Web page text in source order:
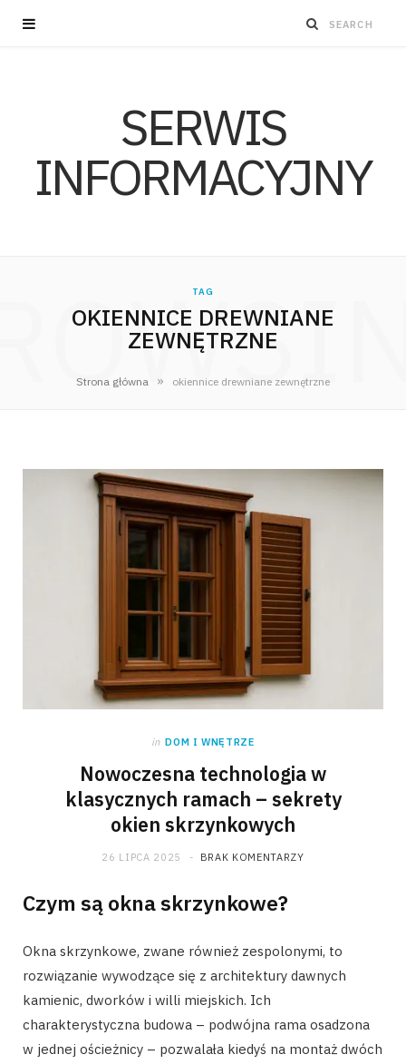
SERWIS
INFORMACYJNY
TAG
OKIENNICE DREWNIANE
ZEWNĘTRZNE
Strona główna » okiennice drewniane zewnętrzne
in DOM I WNĘTRZE
Nowoczesna technologia w
klasycznych ramach – sekrety
okien skrzynkowych
26 LIPCA 2025 BRAK KOMENTARZY
Czym są okna skrzynkowe?
Okna skrzynkowe, zwane również zespolonymi, to
rozwiązanie wywodzące się z architektury dawnych
kamienic, dworków i willi miejskich. Ich
charakterystyczna budowa – podwójna rama osadzona
w jednej ościeżnicy – pozwalała kiedyś na montaż dwóch